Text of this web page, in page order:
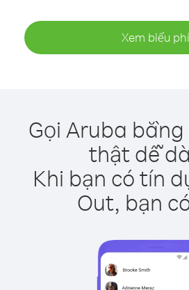
Xem biểu phí
Gọi Aruba
thật dễ
Khi bạn có tín
Out, bạn